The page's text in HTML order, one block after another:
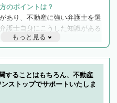
のポイントは？
あり、不動産に強い弁護士を選
護士自身にこうした知識がある
携もスムーズに進み、トラブル
相続をトータルで任せることが
、相続は感情がからむ分野なの
も重要です。実際に電話や面談
と会話をしてウマが合う方に依
もっと見る
することはもちろん、不動産
ストップでサポートいたしま